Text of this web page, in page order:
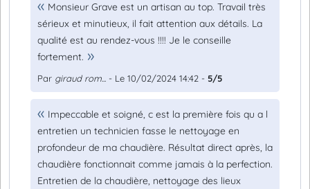
Monsieur Grave est un artisan au top. Travail très
sérieux et minutieux, il fait attention aux détails. La
qualité est au rendez-vous !!!! Je le conseille
fortement.
Par giraud rom... - Le 10/02/2024 14:42 - 5/5
Impeccable et soigné, c est la première fois qu a l
entretien un technicien fasse le nettoyage en
profondeur de ma chaudière. Résultat direct après, la
chaudière fonctionnait comme jamais à la perfection.
Entretien de la chaudière, nettoyage des lieux